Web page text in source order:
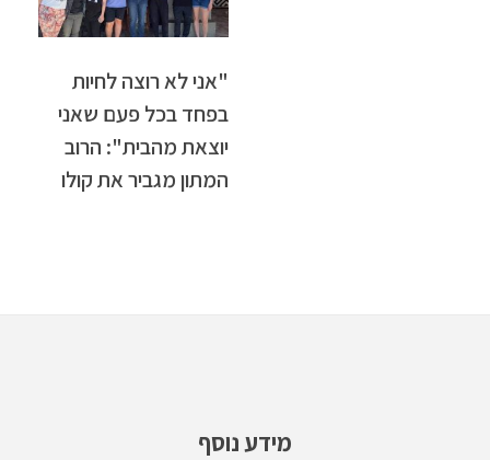
"אני לא רוצה לחיות
בפחד בכל פעם שאני
יוצאת מהבית": הרוב
המתון מגביר את קולו
מידע נוסף